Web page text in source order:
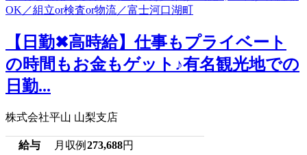
【日勤✖高時給】仕事もプライベート
の時間もお金もゲット♪有名観光地での
日勤...
株式会社平山 山梨支店
給与 月収例 273,688円